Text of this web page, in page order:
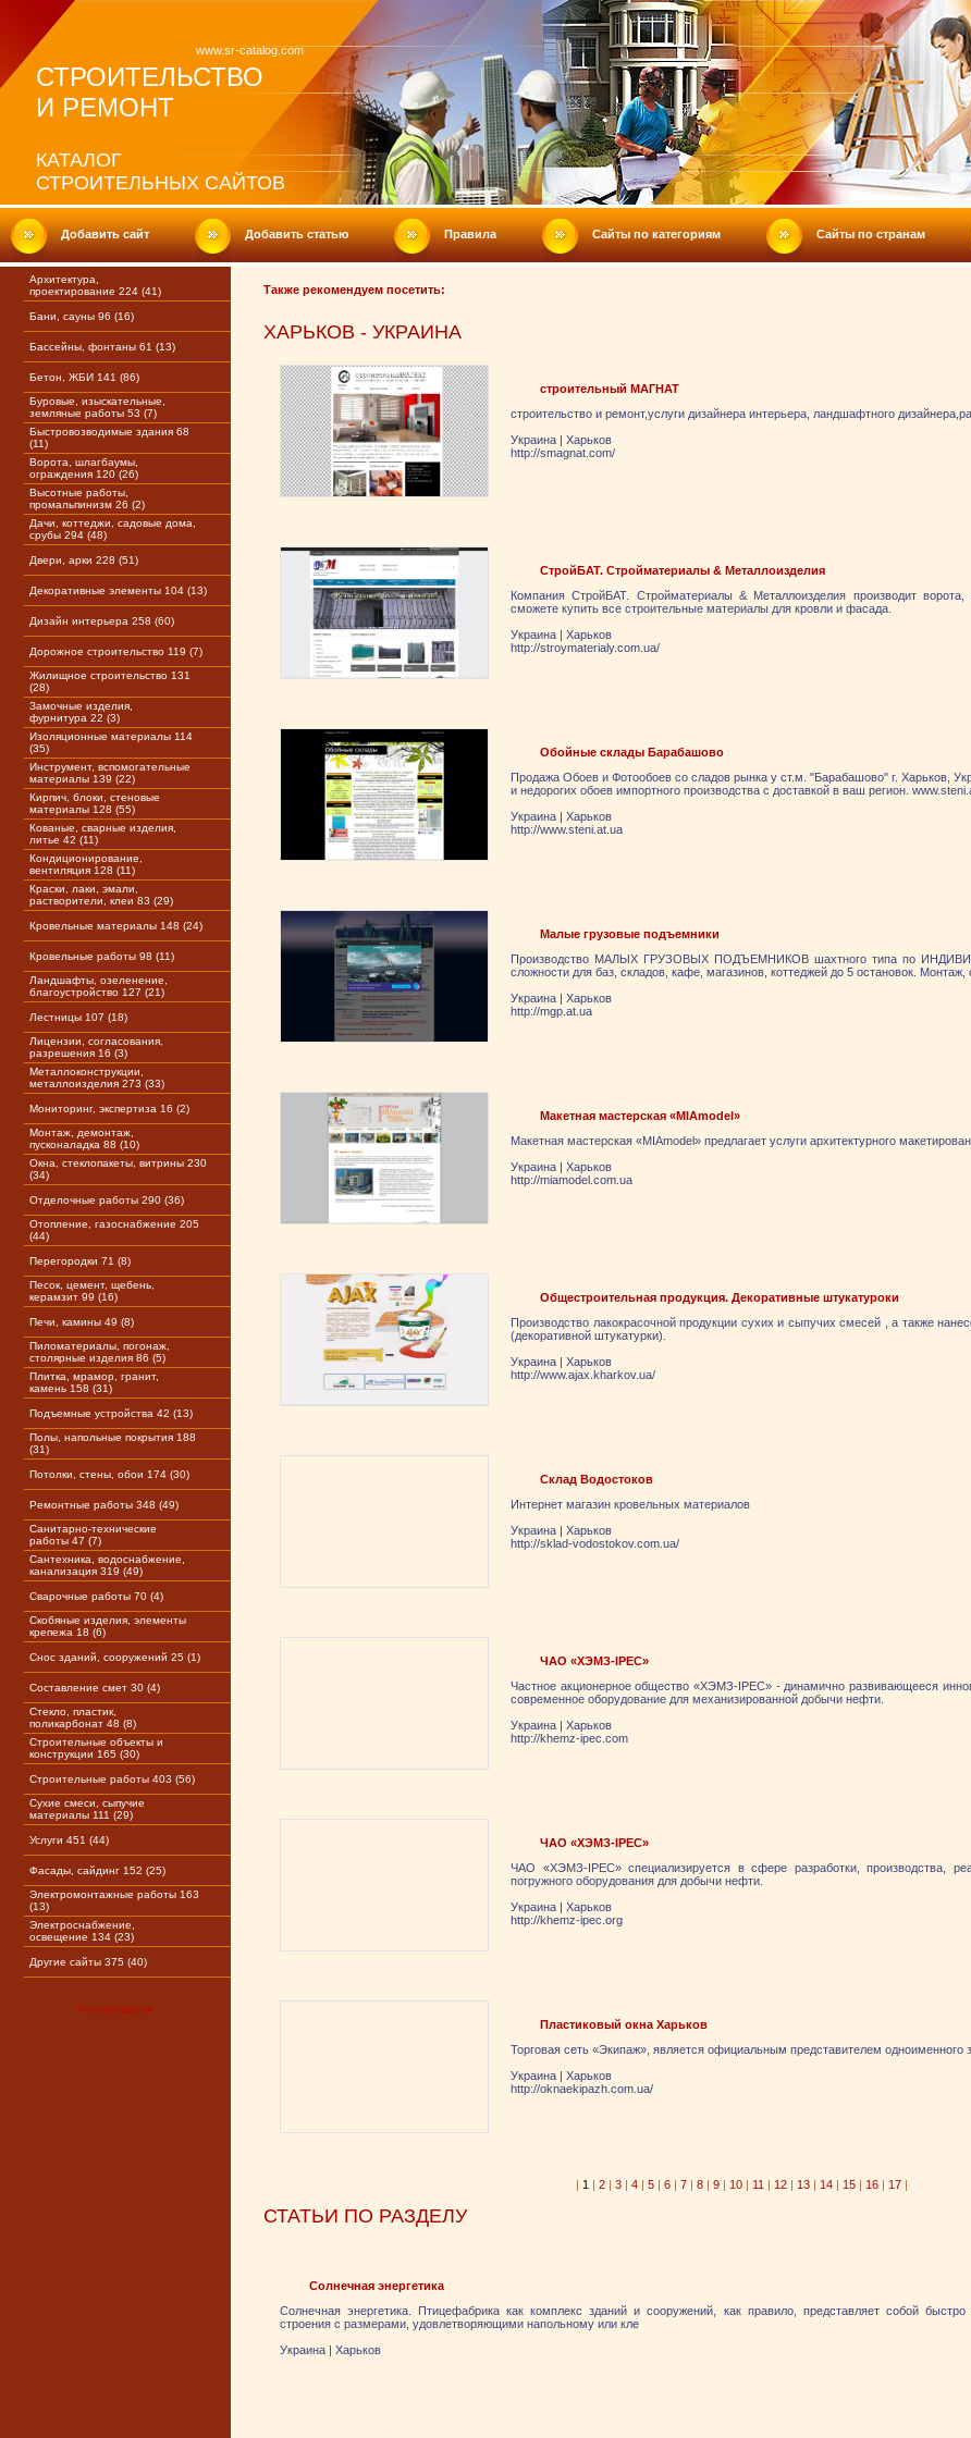
www.sr-catalog.com
СТРОИТЕЛЬСТВО
И РЕМОНТ
КАТАЛОГ
СТРОИТЕЛЬНЫХ САЙТОВ
Добавить сайт Добавить статью Правила Сайты по категориям Сайты по странам
Архитектура,
проектирование 224 (41)
Бани, сауны 96 (16)
Бассейны, фонтаны 61 (13)
Бетон, ЖБИ 141 (86)
Буровые, изыскательные,
земляные работы 53 (7)
Быстровозводимые здания 68
(11)
Ворота, шлагбаумы,
ограждения 120 (26)
Высотные работы,
промальпинизм 26 (2)
Дачи, коттеджи, садовые дома,
срубы 294 (48)
Двери, арки 228 (51)
Декоративные элементы 104 (13)
Дизайн интерьера 258 (60)
Дорожное строительство 119 (7)
Жилищное строительство 131
(28)
Замочные изделия,
фурнитура 22 (3)
Изоляционные материалы 114
(35)
Инструмент, вспомогательные
материалы 139 (22)
Кирпич, блоки, стеновые
материалы 128 (55)
Кованые, сварные изделия,
литье 42 (11)
Кондиционирование,
вентиляция 128 (11)
Краски, лаки, эмали,
растворители, клеи 83 (29)
Кровельные материалы 148 (24)
Кровельные работы 98 (11)
Ландшафты, озеленение,
благоустройство 127 (21)
Лестницы 107 (18)
Лицензии, согласования,
разрешения 16 (3)
Металлоконструкции,
металлоизделия 273 (33)
Мониторинг, экспертиза 16 (2)
Монтаж, демонтаж,
пусконаладка 88 (10)
Окна, стеклопакеты, витрины 230
(34)
Отделочные работы 290 (36)
Отопление, газоснабжение 205
(44)
Перегородки 71 (8)
Песок, цемент, щебень,
керамзит 99 (16)
Печи, камины 49 (8)
Пиломатериалы, погонаж,
столярные изделия 86 (5)
Плитка, мрамор, гранит,
камень 158 (31)
Подъемные устройства 42 (13)
Полы, напольные покрытия 188
(31)
Потолки, стены, обои 174 (30)
Ремонтные работы 348 (49)
Санитарно-технические
работы 47 (7)
Сантехника, водоснабжение,
канализация 319 (49)
Сварочные работы 70 (4)
Скобяные изделия, элементы
крепежа 18 (6)
Снос зданий, сооружений 25 (1)
Составление смет 30 (4)
Стекло, пластик,
поликарбонат 48 (8)
Строительные объекты и
конструкции 165 (30)
Строительные работы 403 (56)
Сухие смеси, сыпучие
материалы 111 (29)
Услуги 451 (44)
Фасады, сайдинг 152 (25)
Электромонтажные работы 163
(13)
Электроснабжение,
освещение 134 (23)
Другие сайты 375 (40)
Рекомендуем:
Также рекомендуем посетить:
ХАРЬКОВ - УКРАИНА
строительный МАГНАТ
строительство и ремонт,услуги дизайнера интерьера, ландшафтного
Украина | Харьков
http://smagnat.com/
СтройБАТ. Стройматериалы & Металлоизделия
Компания СтройБАТ. Стройматериалы & Металлоизделия производит
сможете купить все строительные материалы для кровли и фасада.
Украина | Харьков
http://stroymaterialy.com.ua/
Обойные склады Барабашово
Продажа Обоев и Фотообоев со сладов рынка у ст.м. "Барабашово" г. Харьков,
и недорогих обоев импортного производства с доставкой в ваш регион.
Украина | Харьков
http://www.steni.at.ua
Малые грузовые подъемники
Производство МАЛЫХ ГРУЗОВЫХ ПОДЪЕМНИКОВ шахтного типа по
сложности для баз, складов, кафе, магазинов, коттеджей до 5 остановок. Монтаж,
Украина | Харьков
http://mgp.at.ua
Макетная мастерская «MIAmodel»
Макетная мастерская «MIAmodel» предлагает услуги архитектурного
Украина | Харьков
http://miamodel.com.ua
Общестроительная продукция. Декоративные штукатуроки
Производство лакокрасочной продукции сухих и сыпучих смесей , а также
(декоративной штукатурки).
Украина | Харьков
http://www.ajax.kharkov.ua/
Склад Водостоков
Интернет магазин кровельных материалов
Украина | Харьков
http://sklad-vodostokov.com.ua/
ЧАО «ХЭМЗ-IPEC»
Частное акционерное общество «ХЭМЗ-IPEC» - динамично развивающееся
современное оборудование для механизированной добычи нефти.
Украина | Харьков
http://khemz-ipec.com
ЧАО «ХЭМЗ-IPEC»
ЧАО «ХЭМЗ-IPEC» специализируется в сфере разработки, производства,
погружного оборудования для добычи нефти.
Украина | Харьков
http://khemz-ipec.org
Пластиковый окна Харьков
Торговая сеть «Экипаж», является официальным представителем одноименного
Украина | Харьков
http://oknaekipazh.com.ua/
| 1 | 2| 3| 4| 5| 6| 7| 8| 9| 10| 11 | 12| 13| 14| 15| 16| 17|
СТАТЬИ ПО РАЗДЕЛУ
Солнечная энергетика
Солнечная энергетика. Птицефабрика как комплекс зданий и сооружений, как правило, представляет собой
строения с размерами, удовлетворяющими напольному или кле
Украина | Харьков